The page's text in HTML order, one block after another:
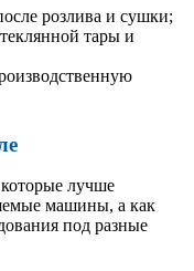
розлива и сушки;
тары и
лучше
машины, а как
под разные